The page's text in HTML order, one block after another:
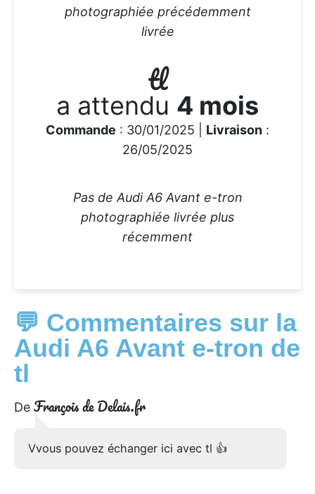
photographiée précédemment
livrée
tl
a attendu 4 mois
Commande : 30/01/2025 | Livraison :
26/05/2025
Pas de Audi A6 Avant e-tron
photographiée livrée plus
récemment
💬 Commentaires sur la
Audi A6 Avant e-tron de
tl
De François de Delais.fr
Vvous pouvez échanger ici avec tl 👍